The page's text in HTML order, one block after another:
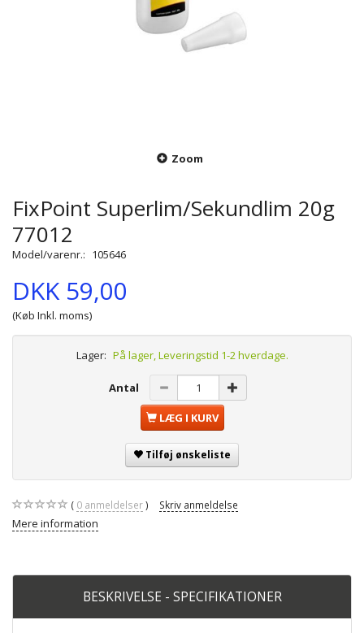
Zoom
FixPoint Superlim/Sekundlim 20g
77012
Model/varenr.: 105646
DKK 59,00
(Køb Inkl. moms)
Lager: På lager, Leveringstid 1-2 hverdage.
Antal
LÆG I KURV
Tilføj ønskeliste
0 anmeldelser Skriv anmeldelse
Mere information
BESKRIVELSE - SPECIFIKATIONER